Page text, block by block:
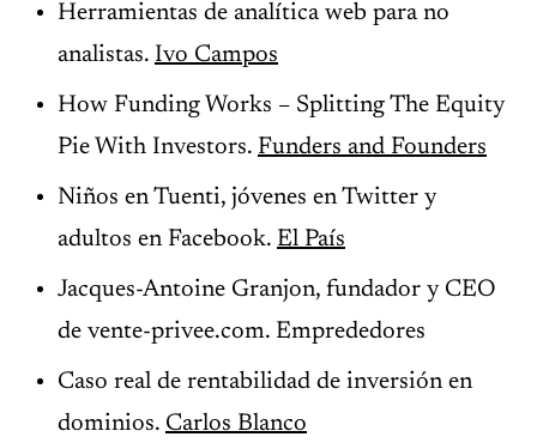
Herramientas de analítica web para no
analistas. Ivo Campos
How Funding Works – Splitting The Equity
Pie With Investors. Funders and Founders
Niños en Tuenti, jóvenes en Twitter y
adultos en Facebook. El País
Jacques-Antoine Granjon, fundador y CEO
de vente-privee.com. Emprededores
Caso real de rentabilidad de inversión en
dominios. Carlos Blanco